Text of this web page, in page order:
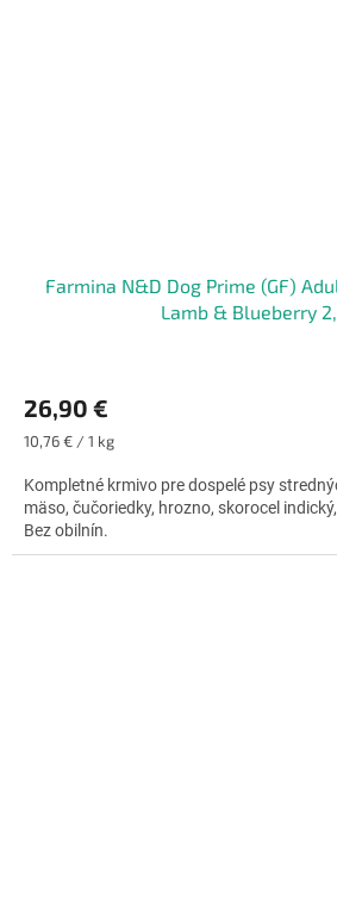
Farmina N&D Dog Prime (GF)
Lamb & Blueberry
produktu
4,9
z
hviezdičiek.
26,90 €
Jednotková
10,76 € / 1 kg
Kompletné krmivo pre dospelé psy
mäso, čučoriedky, hrozno, skorocel
Bez obilnín.